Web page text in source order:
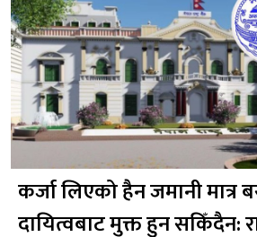
कर्जा लिएको हैन जमानी मात्र
दायित्वबाट मुक्त हुन सकिँदैन: